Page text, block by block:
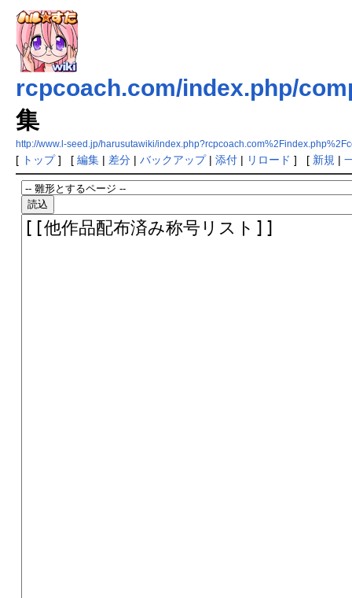
rcpcoach.com/index.php/
集
http://www.l-seed.jp/harusutawiki/
[ トップ] [ 編集| 差分| バックアップ| 添付| リロード ] [ 新規 |